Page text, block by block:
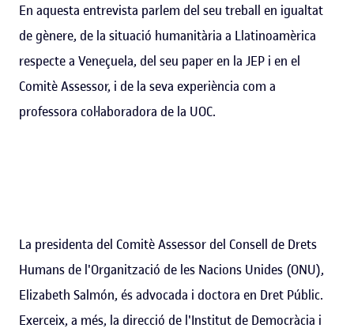
En aquesta entrevista parlem del seu treball en igualtat
de gènere, de la situació humanitària a Llatinoamèrica
respecte a Veneçuela, del seu paper en la JEP i en el
Comitè Assessor, i de la seva experiència com a
professora col·laboradora de la UOC.
La presidenta del Comitè Assessor del Consell de Drets
Humans de l'Organització de les Nacions Unides (ONU),
Elizabeth Salmón, és advocada i doctora en Dret Públic.
Exerceix, a més, la direcció de l'Institut de Democràcia i